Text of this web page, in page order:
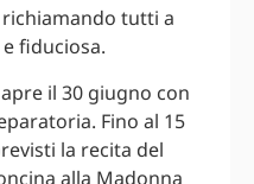
tutti a
fiduciosa.
il 30 giugno con
Fino al 15
la recita del
alla Madonna